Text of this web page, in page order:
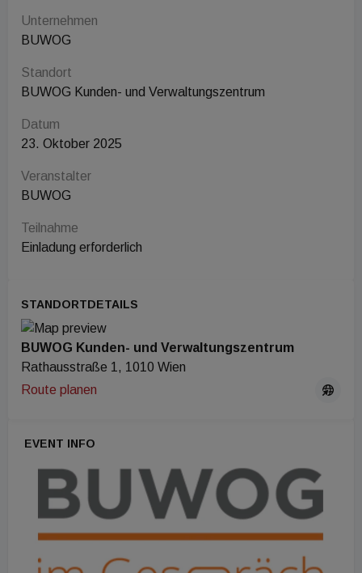
EVENT INFO
Unternehmen
BUWOG
Standort
BUWOG Kunden- und Verwaltungszentrum
Datum
23. Oktober 2025
Veranstalter
BUWOG
Teilnahme
Einladung erforderlich
STANDORTDETAILS
BUWOG Kunden- und Verwaltungszentrum
Rathausstraße 1, 1010 Wien
Route planen